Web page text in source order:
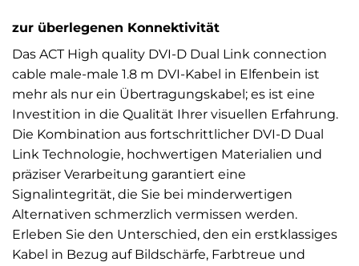
zur überlegenen Konnektivität
Das ACT High quality DVI-D Dual Link connection
cable male-male 1.8 m DVI-Kabel in Elfenbein ist
mehr als nur ein Übertragungskabel; es ist eine
Investition in die Qualität Ihrer visuellen Erfahrung.
Die Kombination aus fortschrittlicher DVI-D Dual
Link Technologie, hochwertigen Materialien und
präziser Verarbeitung garantiert eine
Signalintegrität, die Sie bei minderwertigen
Alternativen schmerzlich vermissen werden.
Erleben Sie den Unterschied, den ein erstklassiges
Kabel in Bezug auf Bildschärfe, Farbtreue und